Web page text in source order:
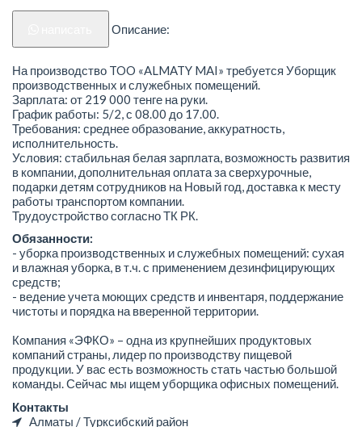
Описание:
На производство TOO «ALMATY MAI» требуется Уборщик
производственных и служебных помещений.
Зарплата: от 219 000 тенге на руки.
График работы: 5/2, с 08.00 до 17.00.
Требования: среднее образование, аккуратность,
исполнительность.
Условия: стабильная белая зарплата, возможность развития
в компании, дополнительная оплата за сверхурочные,
подарки детям сотрудников на Новый год, доставка к месту
работы транспортом компании.
Трудоустройство согласно ТК РК.
Обязанности:
- уборка производственных и служебных помещений: сухая
и влажная уборка, в т.ч. с применением дезинфицирующих
средств;
- ведение учета моющих средств и инвентаря, поддержание
чистоты и порядка на вверенной территории.
Компания «ЭФКО» – одна из крупнейших продуктовых
компаний страны, лидер по производству пищевой
продукции. У вас есть возможность стать частью большой
команды. Сейчас мы ищем уборщика офисных помещений.
Контакты
Алматы / Турксибский район